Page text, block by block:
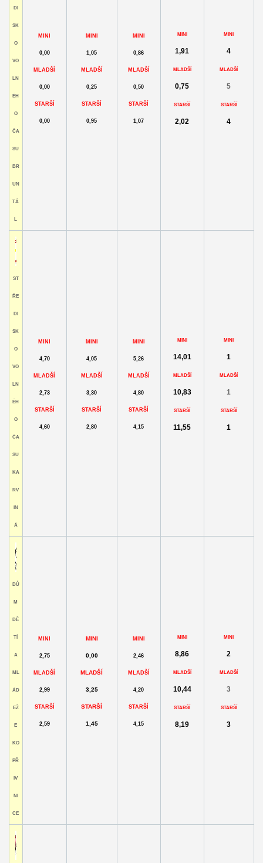
DI
SK
O
VO
LN
ÉH
O
ČA
SU
BR
UN
TÁ
L
MINI
0,00
MLADŠÍ
0,00
STARŠÍ
0,00
MINI
1,05
MLADŠÍ
0,25
STARŠÍ
0,95
MINI
0,86
MLADŠÍ
0,50
STARŠÍ
1,07
MINI
1,91
MLADŠÍ
0,75
STARŠÍ
2,02
MINI
4
MLADŠÍ
5
STARŠÍ
4
ST
ŘE
DI
SK
O
VO
LN
ÉH
O
ČA
SU
KA
RV
IN
Á
MINI
4,70
MLADŠÍ
2,73
STARŠÍ
4,60
MINI
4,05
MLADŠÍ
3,30
STARŠÍ
2,80
MINI
5,26
MLADŠÍ
4,80
STARŠÍ
4,15
MINI
14,01
MLADŠÍ
10,83
STARŠÍ
11,55
MINI
1
MLADŠÍ
1
STARŠÍ
1
DŮ
M
DĚ
TÍ
A
ML
ÁD
EŽ
E
KO
PŘ
IV
NI
CE
MINI
2,75
MLADŠÍ
2,99
STARŠÍ
2,59
MINI
0,00
MLADŠÍ
3,25
STARŠÍ
1,45
MINI
2,46
MLADŠÍ
4,20
STARŠÍ
4,15
MINI
8,86
MLADŠÍ
10,44
STARŠÍ
8,19
MINI
2
MLADŠÍ
3
STARŠÍ
3